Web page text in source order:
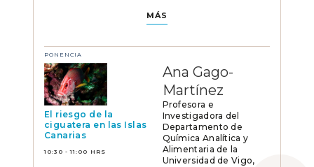
MÁS
PONENCIA
El riesgo de la
ciguatera en las Islas
Canarias
10:30 - 11:00 HRS
Ana Gago-
Martínez
Profesora e
Investigadora del
Departamento de
Química Analítica y
Alimentaria de la
Universidad de Vigo,